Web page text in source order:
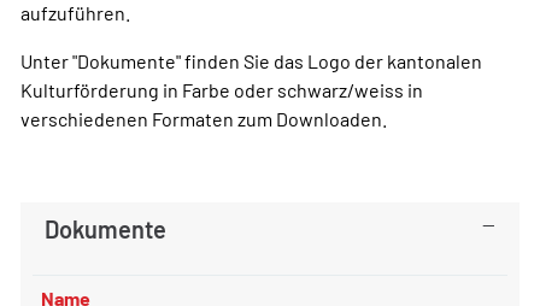
aufzuführen.
Unter "Dokumente" finden Sie das Logo der kantonalen
Kulturförderung in Farbe oder schwarz/weiss in
verschiedenen Formaten zum Downloaden.
Dokumente
Name